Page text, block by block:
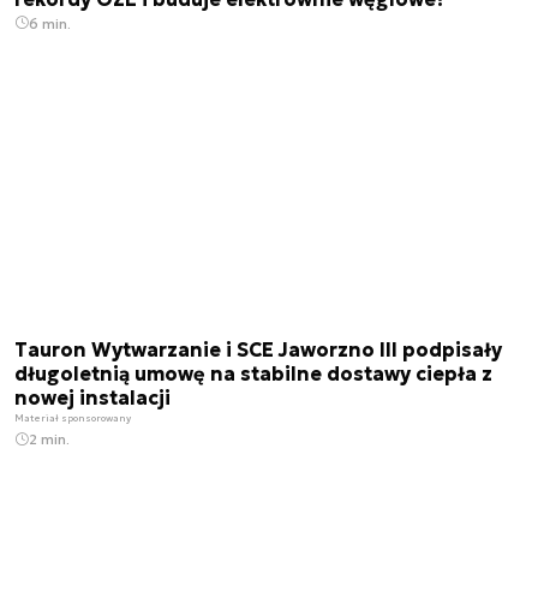
6 min.
Tauron Wytwarzanie i SCE Jaworzno III podpisały
długoletnią umowę na stabilne dostawy ciepła z
nowej instalacji
Materiał sponsorowany
2 min.